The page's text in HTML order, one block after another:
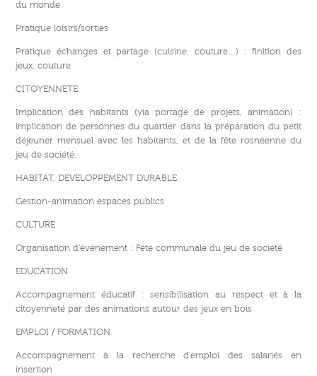
du monde
Pratique loisirs/sorties
Pratique échanges et partage (cuisine, couture…) : finition des
jeux, couture
CITOYENNETE
Implication des habitants (via portage de projets, animation) :
implication de personnes du quartier dans la préparation du petit
déjeuner mensuel avec les habitants, et de la fête rosnéenne du
jeu de société.
HABITAT, DEVELOPPEMENT DURABLE
Gestion-animation espaces publics
CULTURE
Organisation d’événement : Fête communale du jeu de société
EDUCATION
Accompagnement éducatif : sensibilisation au respect et à la
citoyenneté par des animations autour des jeux en bois
EMPLOI / FORMATION
Accompagnement à la recherche d’emploi des salariés en
insertion